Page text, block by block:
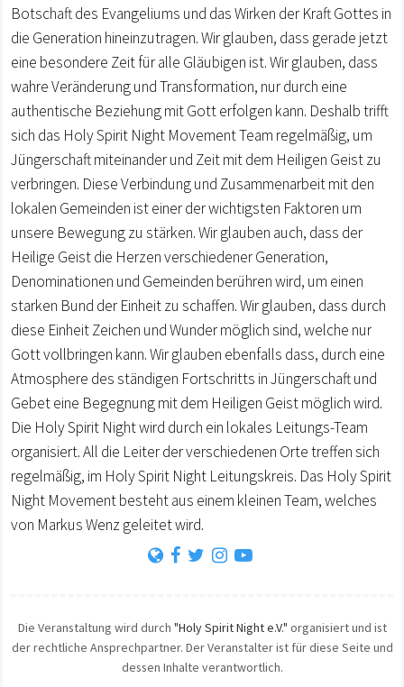
Botschaft des Evangeliums und das Wirken der Kraft Gottes in
die Generation hineinzutragen. Wir glauben, dass gerade jetzt
eine besondere Zeit für alle Gläubigen ist. Wir glauben, dass
wahre Veränderung und Transformation, nur durch eine
authentische Beziehung mit Gott erfolgen kann. Deshalb trifft
sich das Holy Spirit Night Movement Team regelmäßig, um
Jüngerschaft miteinander und Zeit mit dem Heiligen Geist zu
verbringen. Diese Verbindung und Zusammenarbeit mit den
lokalen Gemeinden ist einer der wichtigsten Faktoren um
unsere Bewegung zu stärken. Wir glauben auch, dass der
Heilige Geist die Herzen verschiedener Generation,
Denominationen und Gemeinden berühren wird, um einen
starken Bund der Einheit zu schaffen. Wir glauben, dass durch
diese Einheit Zeichen und Wunder möglich sind, welche nur
Gott vollbringen kann. Wir glauben ebenfalls dass, durch eine
Atmosphere des ständigen Fortschritts in Jüngerschaft und
Gebet eine Begegnung mit dem Heiligen Geist möglich wird.
Die Holy Spirit Night wird durch ein lokales Leitungs-Team
organisiert. All die Leiter der verschiedenen Orte treffen sich
regelmäßig, im Holy Spirit Night Leitungskreis. Das Holy Spirit
Night Movement besteht aus einem kleinen Team, welches
von Markus Wenz geleitet wird.
Die Veranstaltung wird durch "Holy Spirit Night e.V." organisiert und ist
der rechtliche Ansprechpartner. Der Veranstalter ist für diese Seite und
dessen Inhalte verantwortlich.